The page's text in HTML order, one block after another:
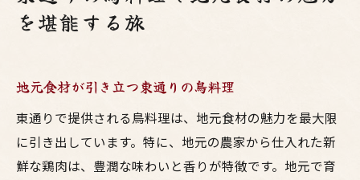
地域の食材を活かした独特の調理法
鳥料理の新境地東通りで味わう地元の鮮度
東通りの鳥料理が新鮮な理由
鮮度を活かした東通りの鳥料理の魅力
地元で育てられた鶏肉の特長
東通りでしか味わえない唯一無二の鮮度
を堪能する旅
地元食材が引き立つ東通りの鳥料理
東通りで提供される鳥料理は、地元食材の魅力を最大限
に引き出しています。特に、地元の農家から仕入れた新
鮮な鶏肉は、豊潤な味わいと香りが特徴です。地元で育